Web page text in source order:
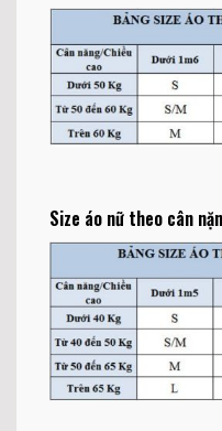
Size áo nữ theo cân